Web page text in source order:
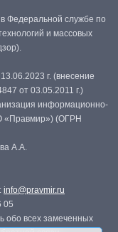
Федеральной службе по
и массовых
г. (внесение
от 03.05.2011 г.)
информационно-
«Правмир») (ОГРН
А.А.
info@pravmir.ru
05
обо всех замеченных